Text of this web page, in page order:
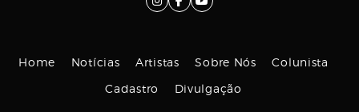
Home Notícias Artistas Sobre Nós
Colunista
Cadastro
Divulgação